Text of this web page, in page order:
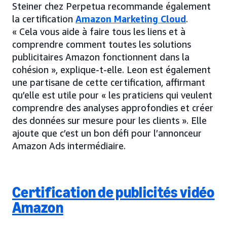
Steiner chez Perpetua recommande également
la certification Amazon Marketing Cloud.
« Cela vous aide à faire tous les liens et à
comprendre comment toutes les solutions
publicitaires Amazon fonctionnent dans la
cohésion », explique-t-elle. Leon est également
une partisane de cette certification, affirmant
qu’elle est utile pour « les praticiens qui veulent
comprendre des analyses approfondies et créer
des données sur mesure pour les clients ». Elle
ajoute que c’est un bon défi pour l’annonceur
Amazon Ads intermédiaire.
Certification de publicités vidéo
Amazon